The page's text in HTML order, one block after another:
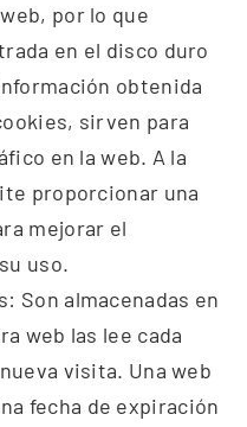
por lo que
en el disco duro
obtenida
sirven para
en la web. A la
proporcionar una
mejorar el
uso.
Son almacenadas en
web las lee cada
visita. Una web
fecha de expiración